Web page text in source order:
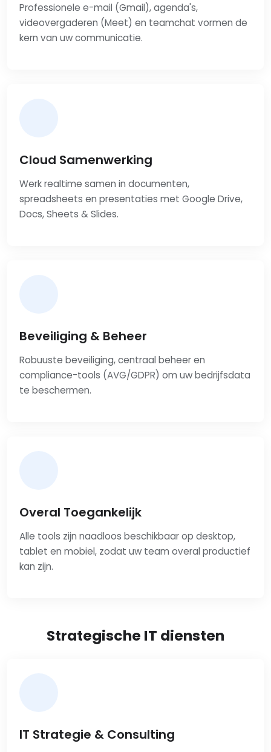
Professionele e-mail (Gmail), agenda's,
videovergaderen (Meet) en teamchat vormen de
kern van uw communicatie.
Cloud Samenwerking
Werk realtime samen in documenten,
spreadsheets en presentaties met Google Drive,
Docs, Sheets & Slides.
Beveiliging & Beheer
Robuuste beveiliging, centraal beheer en
compliance-tools (AVG/GDPR) om uw bedrijfsdata
te beschermen.
Overal Toegankelijk
Alle tools zijn naadloos beschikbaar op desktop,
tablet en mobiel, zodat uw team overal productief
kan zijn.
Strategische IT diensten
IT Strategie & Consulting